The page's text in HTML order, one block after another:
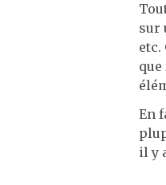
sur
etc.
En
il y